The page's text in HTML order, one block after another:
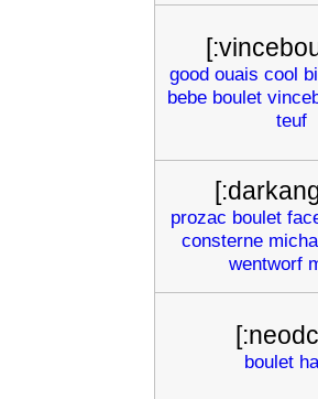
good ouais cool
bebe boulet
teuf
prozac boulet
consterne
wentworf
boulet